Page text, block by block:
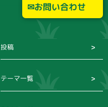
お問い合わせ
投稿
テーマ一覧